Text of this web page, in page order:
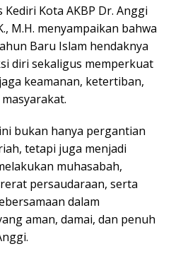
Kota AKBP Dr. Anggi
M.H. menyampaikan bahwa
Baru Islam hendaknya
diri sekaligus memperkuat
keamanan, ketertiban,
bukan hanya pergantian
tetapi juga menjadi
muhasabah,
persaudaraan, serta
dalam
aman, damai, dan penuh